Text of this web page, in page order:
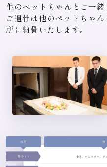
他のペットちゃんとご一緒
ご遺骨は他のペットちゃ
所に納骨いたします。